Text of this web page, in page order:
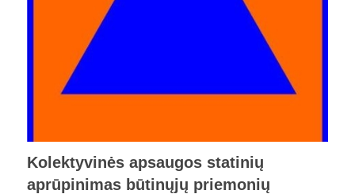
Kolektyvinės apsaugos statinių
aprūpinimas būtinųjų priemonių